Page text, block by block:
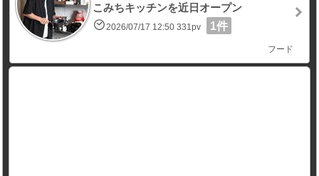
こみちキッチンを近日オープン
2026/07/17 12:50 331pv 1件
フード